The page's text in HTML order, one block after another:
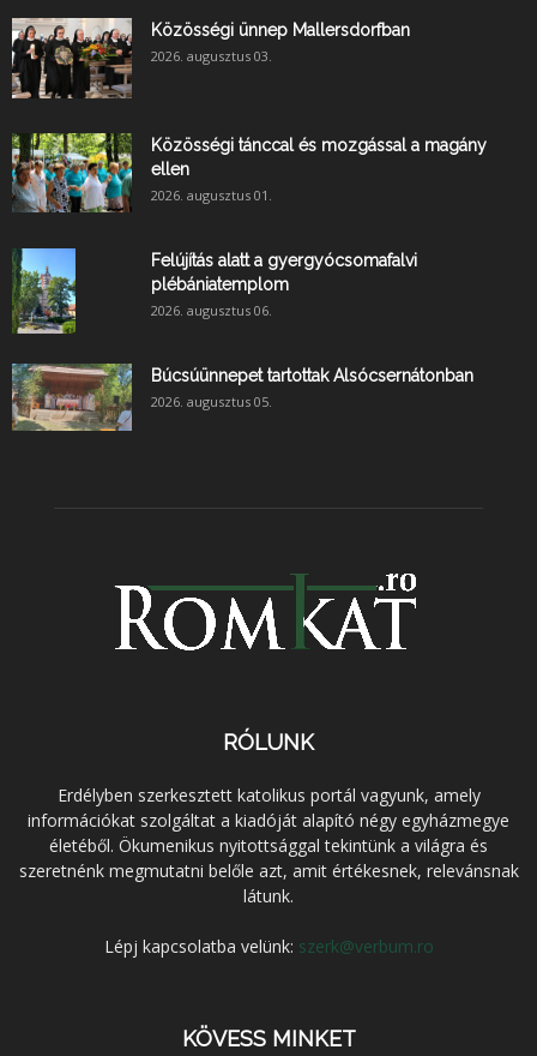
Közösségi ünnep Mallersdorfban
2026. augusztus 03.
Közösségi tánccal és mozgással a magány
ellen
2026. augusztus 01.
Felújítás alatt a gyergyócsomafalvi
plébániatemplom
2026. augusztus 06.
Búcsúünnepet tartottak Alsócsernátonban
2026. augusztus 05.
RÓLUNK
Erdélyben szerkesztett katolikus portál vagyunk, amely
információkat szolgáltat a kiadóját alapító négy egyházmegye
életéből. Ökumenikus nyitottsággal tekintünk a világra és
szeretnénk megmutatni belőle azt, amit értékesnek, relevánsnak
látunk.
Lépj kapcsolatba velünk: szerk@verbum.ro
KÖVESS MINKET